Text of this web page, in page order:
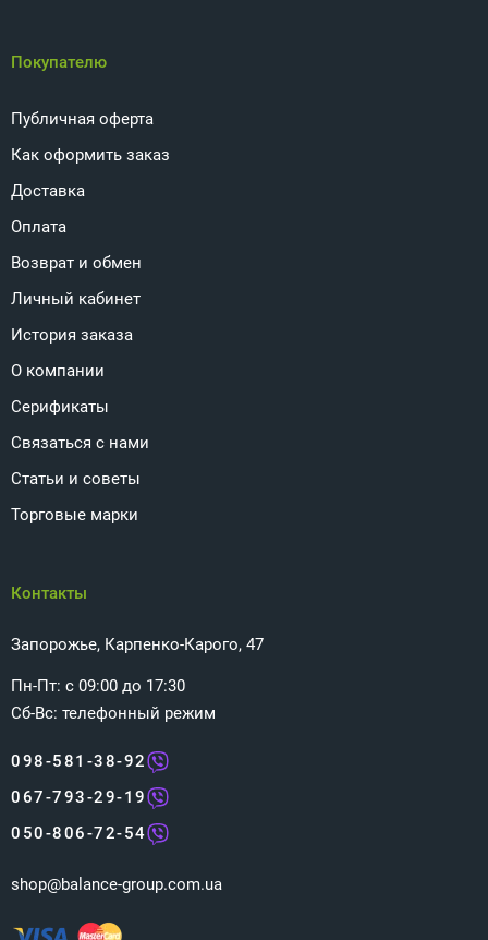
Покупателю
Публичная оферта
Как оформить заказ
Доставка
Оплата
Возврат и обмен
Личный кабинет
История заказа
О компании
Серификаты
Связаться с нами
Статьи и советы
Торговые марки
Контакты
Запорожье, Карпенко-Карого, 47
Пн-Пт: с 09:00 до 17:30
Сб-Вс: телефонный режим
098-581-38-92
067-793-29-19
050-806-72-54
shop@balance-group.com.ua